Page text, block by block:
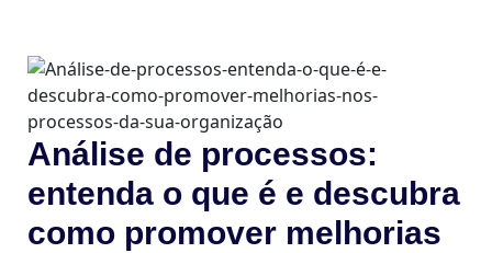
Análise de processos:
entenda o que é e descubra
como promover melhorias